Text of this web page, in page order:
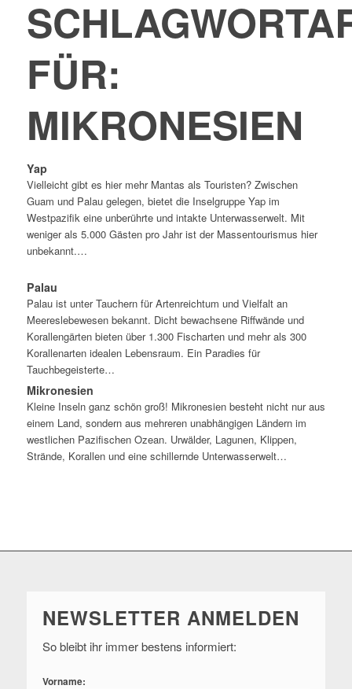
FÜR:
MIKRONESIEN
Yap
Vielleicht gibt es hier mehr Mantas als Touristen? Zwischen
Guam und Palau gelegen, bietet die Inselgruppe Yap im
Westpazifik eine unberührte und intakte Unterwasserwelt. Mit
weniger als 5.000 Gästen pro Jahr ist der Massentourismus hier
unbekannt.…
Palau
Palau ist unter Tauchern für Artenreichtum und Vielfalt an
Meereslebewesen bekannt. Dicht bewachsene Riffwände und
Korallengärten bieten über 1.300 Fischarten und mehr als 300
Korallenarten idealen Lebensraum. Ein Paradies für
Tauchbegeisterte…
Mikronesien
Kleine Inseln ganz schön groß! Mikronesien besteht nicht nur aus
einem Land, sondern aus mehreren unabhängigen Ländern im
westlichen Pazifischen Ozean. Urwälder, Lagunen, Klippen,
Strände, Korallen und eine schillernde Unterwasserwelt…
NEWSLETTER ANMELDEN
So bleibt ihr immer bestens informiert:
Vorname: